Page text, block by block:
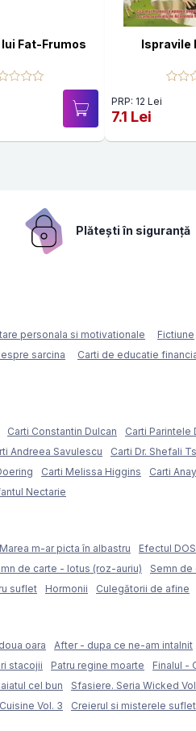
Fat-Frumos Ispravile
PRP: 12 Lei
7.1 Lei
Plătești în siguranță
personala si motivationale Fictiune
sarcina Carti de educatie
Carti Constantin Dulcan Carti Parintele
Andreea Savulescu Carti Dr. Shefali
Carti Melissa Higgins Carti
Nectarie
Marea m-ar picta în albastru Efectul
de carte - lotus (roz-auriu) Semn
suflet Hormonii Culegătorii de afine
oara After - dupa ce ne-am intalnit
stacojii Patru regine moarte Finalul -
cel bun Sfasiere. Seria Wicked
Vol. 3 Creierul si misterele